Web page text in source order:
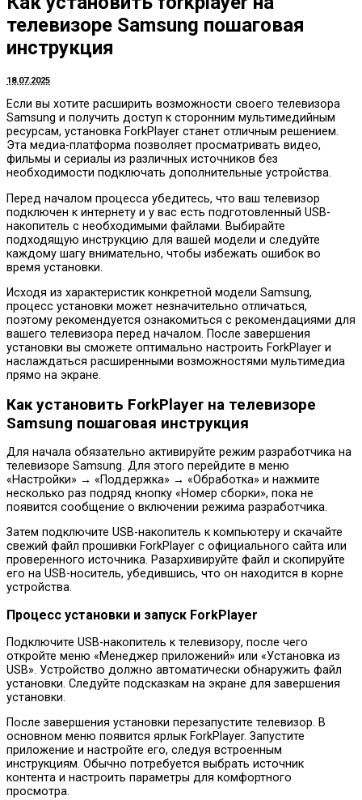
телевизоре Samsung пошаговая
инструкция
18.07.2025
Если вы хотите расширить возможности своего телевизора
Samsung и получить доступ к сторонним мультимедийным
ресурсам, установка ForkPlayer станет отличным решением.
Эта медиа-платформа позволяет просматривать видео,
фильмы и сериалы из различных источников без
необходимости подключать дополнительные устройства.
Перед началом процесса убедитесь, что ваш телевизор
подключен к интернету и у вас есть подготовленный USB-
накопитель с необходимыми файлами. Выбирайте
подходящую инструкцию для вашей модели и следуйте
каждому шагу внимательно, чтобы избежать ошибок во
время установки.
Исходя из характеристик конкретной модели Samsung,
процесс установки может незначительно отличаться,
поэтому рекомендуется ознакомиться с рекомендациями для
вашего телевизора перед началом. После завершения
установки вы сможете оптимально настроить ForkPlayer и
наслаждаться расширенными возможностями мультимедиа
прямо на экране.
Как установить ForkPlayer на телевизоре
Samsung пошаговая инструкция
Для начала обязательно активируйте режим разработчика на
телевизоре Samsung. Для этого перейдите в меню
«Настройки» → «Поддержка» → «Обработка» и нажмите
несколько раз подряд кнопку «Номер сборки», пока не
появится сообщение о включении режима разработчика.
Затем подключите USB-накопитель к компьютеру и скачайте
свежий файл прошивки ForkPlayer с официального сайта или
проверенного источника. Разархивируйте файл и скопируйте
его на USB-носитель, убедившись, что он находится в корне
устройства.
Процесс установки и запуск ForkPlayer
Подключите USB-накопитель к телевизору, после чего
откройте меню «Менеджер приложений» или «Установка из
USB». Устройство должно автоматически обнаружить файл
установки. Следуйте подсказкам на экране для завершения
установки.
После завершения установки перезапустите телевизор. В
основном меню появится ярлык ForkPlayer. Запустите
приложение и настройте его, следуя встроенным
инструкциям. Обычно потребуется выбрать источник
контента и настроить параметры для комфортного
просмотра.